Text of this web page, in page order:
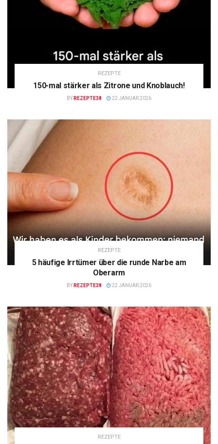
REZEPTE
150-mal stärker als Zitrone und Knoblauch!
BY REZEPTE38 22 JANUAR 2026
REZEPTE
5 häufige Irrtümer über die runde Narbe am
Oberarm
BY REZEPTE38 22 JANUAR 2026
REZEPTE